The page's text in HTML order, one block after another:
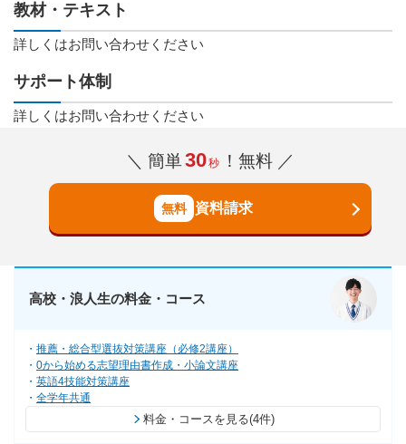
教材・テキスト
詳しくはお問い合わせください
サポート体制
詳しくはお問い合わせください
＼ 簡単30秒 ！無料 ／
資料請求
高校・浪人生の料金・コース
推薦・総合型選抜対策講座（必修2講座）
0から始める志望理由書作成・小論文講座
英語4技能対策講座
全学年共通
料金・コースを見る(4件)